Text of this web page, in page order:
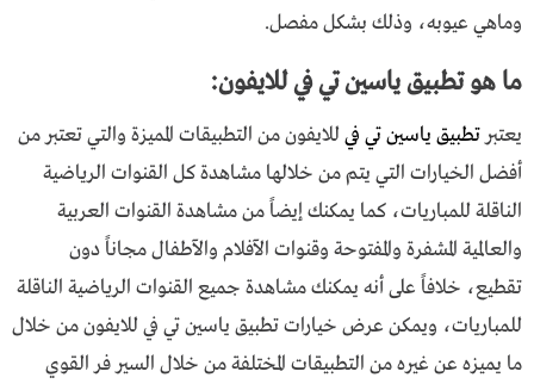
وماهي عيوبه، وذلك بشكل مفصل.
ما هو تطبيق ياسين تي في للايفون:
يعتبر تطبيق ياسين تي فيللايفون من التطبيقات المميزة والتي تعتبر من
أفضل الخيارات التي يتم من خلالها مشاهدة كل القنوات الرياضية
الناقلة للمباريات، كما يمكنك إيضاً من مشاهدة القنوات العربية
والعالمية المشفرة والمفتوحة وقنوات الآفلام والآطفال مجاناً دون
تقطيع، خلافاً على أنه يمكنك مشاهدة جميع القنوات الرياضية الناقلة
للمباريات، ويمكن عرض خيارات تطبيق ياسين تي في للايفون من خلال
ما يميزه عن غيره من التطبيقات المختلفة من خلال السير فر القوي